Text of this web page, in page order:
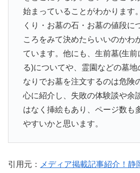
始まっていることがわかります
くり・お墓の石・お墓の値段に
ころをみて決めたらいいのかわ
ています。他にも、生前墓(生前
る)についてや、霊園などの墓
なりでお墓を注文するのは危険
心に紹介し、失敗の体験談や余
はなく挿絵もあり、ページ数も
やすいかと思います。
引用元： メディア掲載記事紹介！